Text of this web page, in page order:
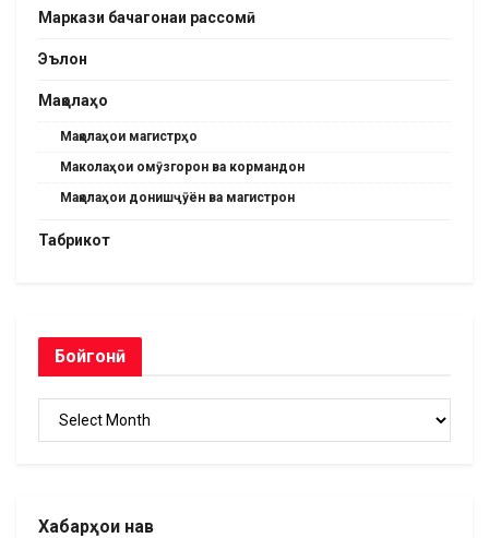
Маркази бачагонаи рассомӣ
Эълон
Мақолаҳо
Мақолаҳои магистрҳо
Маколаҳои омӯзгорон ва кормандон
Мақолаҳои донишҷӯён ва магистрон
Табрикот
Бойгонӣ
Хабарҳои нав